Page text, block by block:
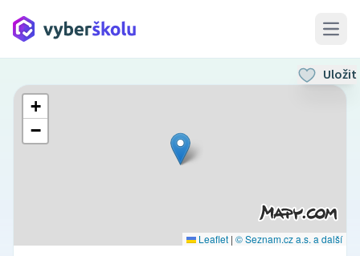
Open
Uložit
+
−
Leaflet | © Seznam.cz a.s. a další